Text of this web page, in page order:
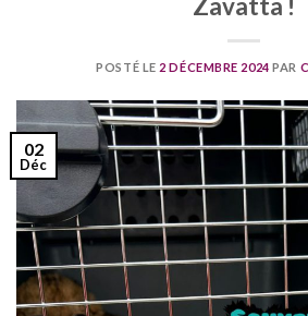
POSTÉ LE 2 DÉCEMBRE 2024 PAR
02
Déc